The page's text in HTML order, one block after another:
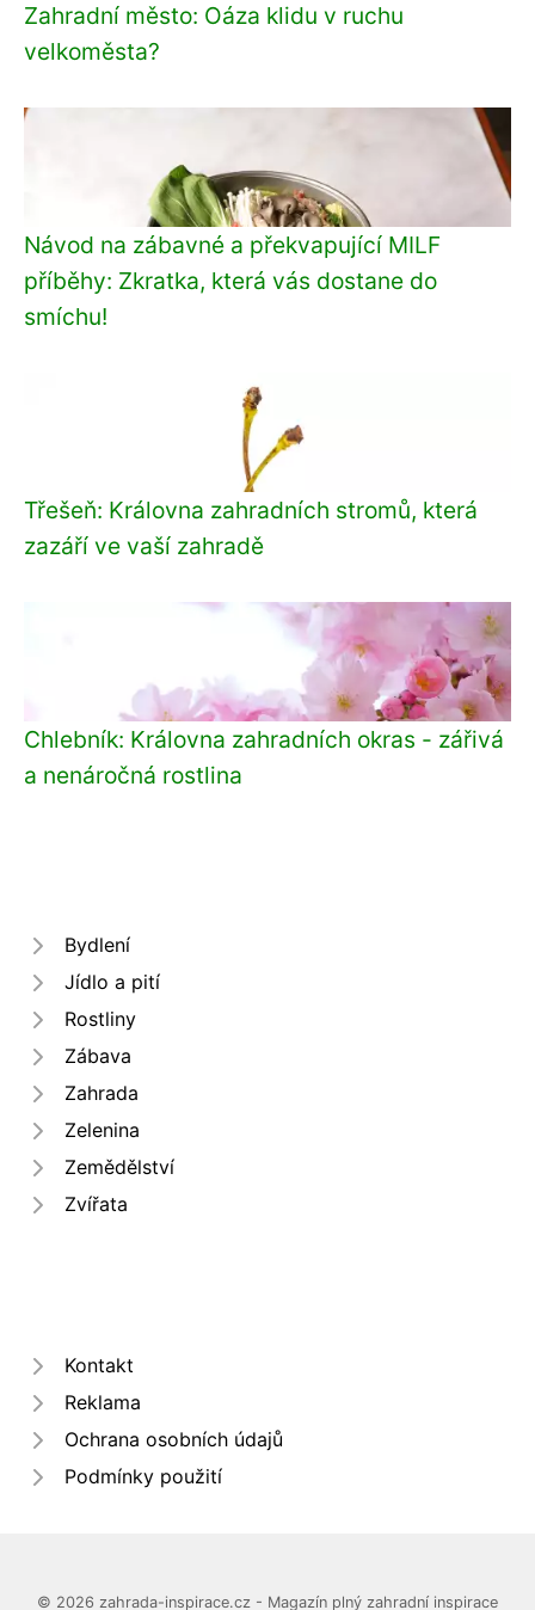
Zahradní město: Oáza klidu v ruchu
velkoměsta?
Návod na zábavné a překvapující MILF
příběhy: Zkratka, která vás dostane do
smíchu!
Třešeň: Královna zahradních stromů, která
zazáří ve vaší zahradě
Chlebník: Královna zahradních okras - zářivá
a nenáročná rostlina
Bydlení
Jídlo a pití
Rostliny
Zábava
Zahrada
Zelenina
Zemědělství
Zvířata
Kontakt
Reklama
Ochrana osobních údajů
Podmínky použití
© 2026 zahrada-inspirace.cz - Magazín plný zahradní inspirace